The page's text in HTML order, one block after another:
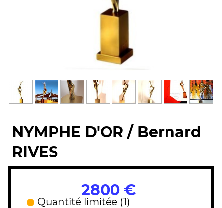
NYMPHE D'OR / Bernard
RIVES
2800 €
Quantité limitée (1)